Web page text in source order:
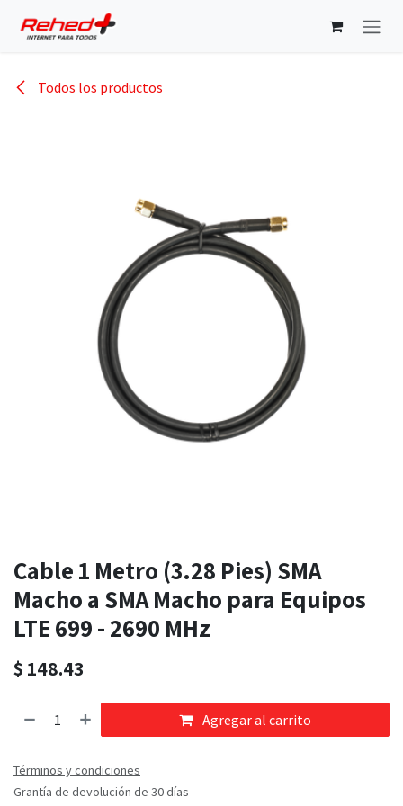
Todos los productos
Cable 1 Metro (3.28 Pies) SMA
Macho a SMA Macho para Equipos
LTE 699 - 2690 MHz
$ 148.43
Agregar al carrito
Términos y condiciones
Grantía de devolución de 30 días